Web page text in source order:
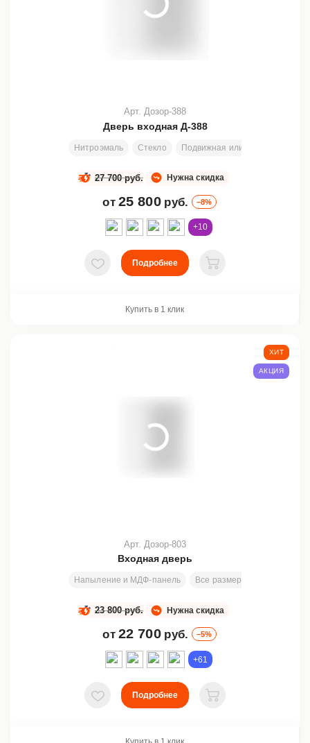
Дверь входная Д-388
Нитроэмаль Стекло Подвижная или глухая фрамуга
Арт. Дозор-388
Нужна скидка
27 700 руб.
от 25 800 руб. –8%
+10
В избранное
Подробнее
В корзину
Купить в 1 клик
Входная дверь
Напыление и МДФ-панель Все размеры
Арт. Дозор-803
Нужна скидка
23 800 руб.
от 22 700 руб. –5%
ХИТ
АКЦИЯ
+61
В избранное
Подробнее
В корзину